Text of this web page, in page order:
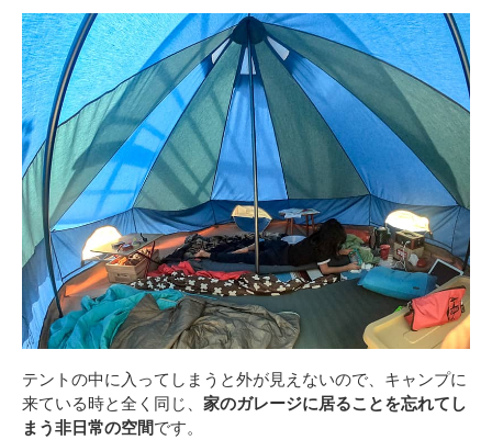
テントの中に入ってしまうと外が見えないので、キャンプに
来ている時と全く同じ、 家のガレージに居ることを忘れてし
まう非日常の空間です。